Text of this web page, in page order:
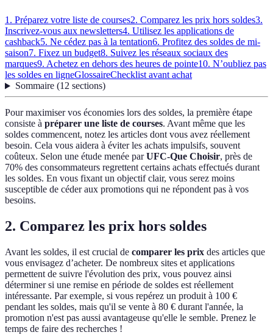
1. Préparez votre liste de courses2. Comparez les prix hors soldes3.
Inscrivez-vous aux newsletters4. Utilisez les applications de
cashback5. Ne cédez pas à la tentation6. Profitez des soldes de mi-
saison7. Fixez un budget8. Suivez les réseaux sociaux des
marques9. Achetez en dehors des heures de pointe10. N’oubliez pas
les soldes en ligneGlossaireChecklist avant achat
Sommaire(12 sections)
Pour maximiser vos économies lors des soldes, la première étape
consiste à préparer une liste de courses. Avant même que les
soldes commencent, notez les articles dont vous avez réellement
besoin. Cela vous aidera à éviter les achats impulsifs, souvent
coûteux. Selon une étude menée parUFC-Que Choisir, près de
70% des consommateurs regrettent certains achats effectués durant
les soldes. En vous fixant un objectif clair, vous serez moins
susceptible de céder aux promotions qui ne répondent pas à vos
besoins.
2. Comparez les prix hors soldes
Avant les soldes, il est crucial de comparer les prix des articles que
vous envisagez d’acheter. De nombreux sites et applications
permettent de suivre l'évolution des prix, vous pouvez ainsi
déterminer si une remise en période de soldes est réellement
intéressante. Par exemple, si vous repérez un produit à 100 €
pendant les soldes, mais qu'il se vente à 80 € durant l'année, la
promotion n'est pas aussi avantageuse qu'elle le semble. Prenez le
temps de faire des recherches !